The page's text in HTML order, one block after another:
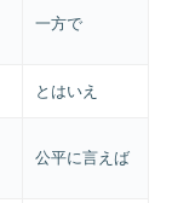
一方で
とはいえ
公平に言えば